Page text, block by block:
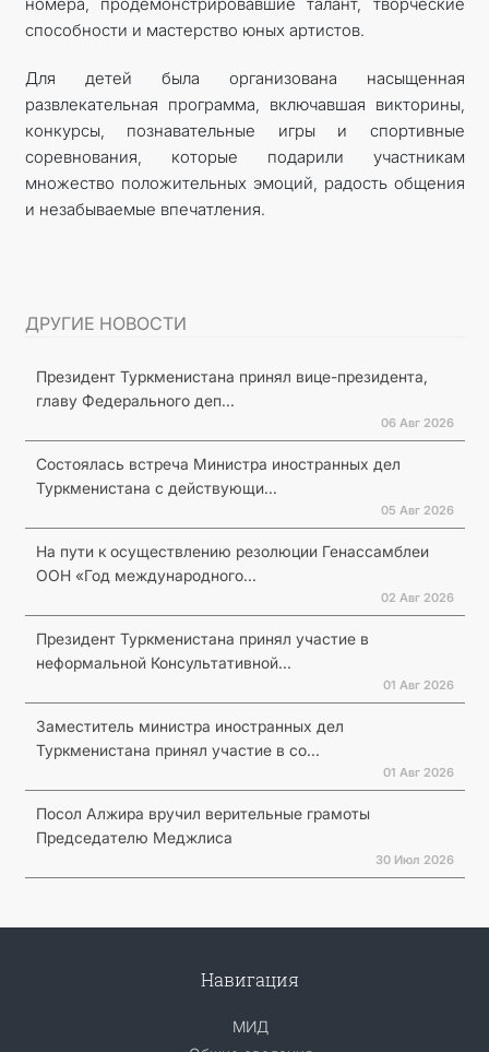
способности и мастерство юных артистов.
Для детей была организована насыщенная
развлекательная программа, включавшая викторины,
конкурсы, познавательные игры и спортивные
соревнования, которые подарили участникам
множество положительных эмоций, радость общения
и незабываемые впечатления.
ДРУГИЕ НОВОСТИ
Президент Туркменистана принял вице-президента,
главу Федерального деп...
06 Авг 2026
Состоялась встреча Министра иностранных дел
Туркменистана с действующи...
05 Авг 2026
На пути к осуществлению резолюции Генассамблеи
ООН «Год международного...
02 Авг 2026
Президент Туркменистана принял участие в
неформальной Консультативной...
01 Авг 2026
Заместитель министра иностранных дел
Туркменистана принял участие в со...
01 Авг 2026
Посол Алжира вручил верительные грамоты
Председателю Меджлиса
30 Июл 2026
Навигация
МИД